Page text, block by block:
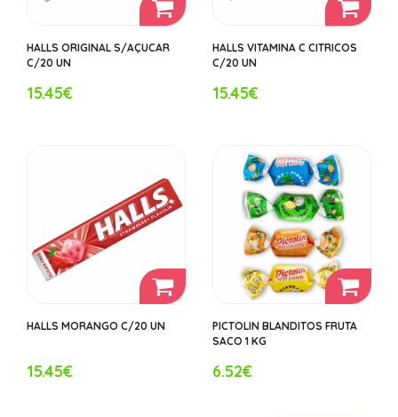
HALLS ORIGINAL S/AÇUCAR
C/20 UN
15.45€
HALLS VITAMINA C CITRICOS
C/20 UN
15.45€
HALLS MORANGO C/20 UN
15.45€
PICTOLIN BLANDITOS FRUTA
SACO 1 KG
6.52€